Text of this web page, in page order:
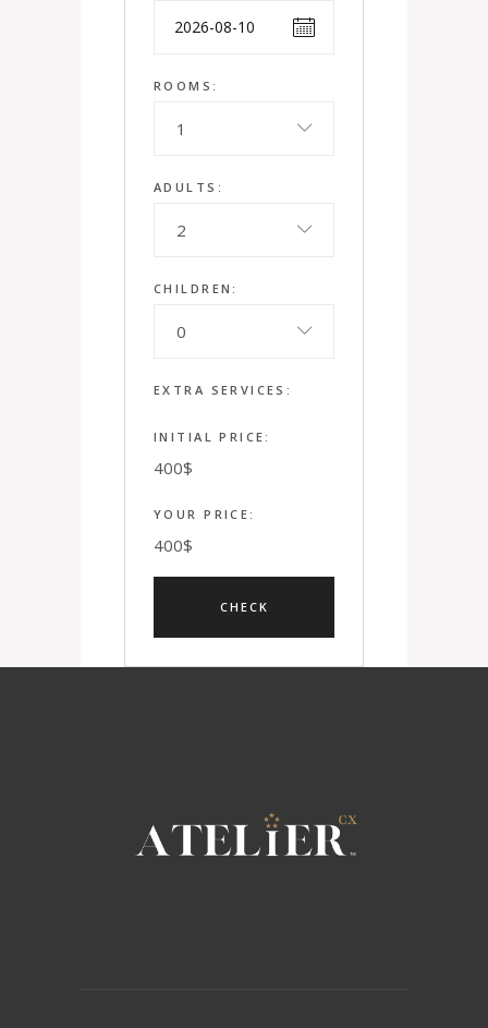
ROOMS:
1
ADULTS:
2
CHILDREN:
0
EXTRA SERVICES:
INITIAL PRICE:
400$
YOUR PRICE:
400$